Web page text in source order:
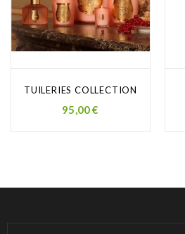
TUILERIES COLLECTION
Prezzo
95,00 €